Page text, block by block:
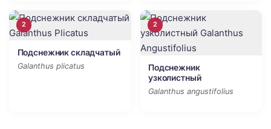
2
Подснежник складчатый
Galanthus plicatus
2
Подснежник
узколистный
Galanthus angustifolius